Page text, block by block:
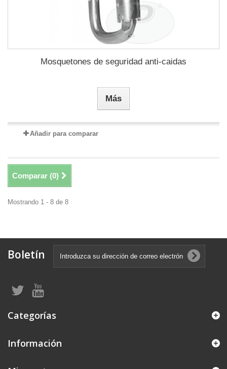
Mosquetones de seguridad anti-caidas
Más
Añadir para comparar
Comparar (0)
Mostrando 1 - 8 de 8
Boletín
Categorías
Información